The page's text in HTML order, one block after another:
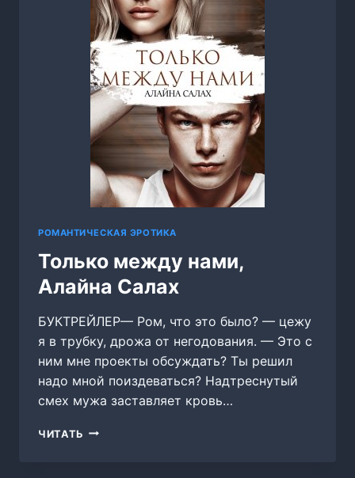
РОМАНТИЧЕСКАЯ ЭРОТИКА
Только между нами,
Алайна Салах
БУКТРЕЙЛЕР— Ром, что это было? — цежу
я в трубку, дрожа от негодования. — Это с
ним мне проекты обсуждать? Ты решил
надо мной поиздеваться? Надтреснутый
смех мужа заставляет кровь…
ЧИТАТЬ ТОЛЬКО